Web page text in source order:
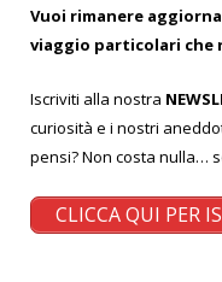
Vuoi rimanere
viaggio particolari che
Iscriviti alla nostra
curiosità e i nostri
pensi? Non costa nulla…
CLICCA QUI PER